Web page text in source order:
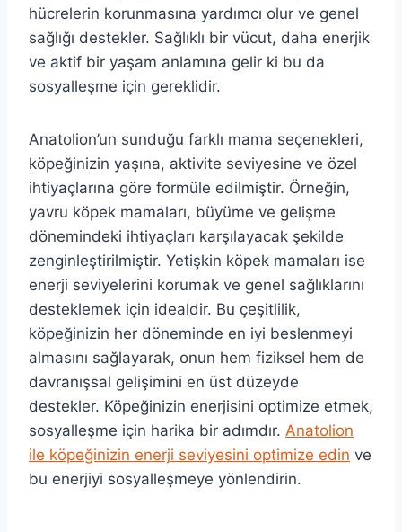
hücrelerin korunmasına yardımcı olur ve genel
sağlığı destekler. Sağlıklı bir vücut, daha enerjik
ve aktif bir yaşam anlamına gelir ki bu da
sosyalleşme için gereklidir.
Anatolion’un sunduğu farklı mama seçenekleri,
köpeğinizin yaşına, aktivite seviyesine ve özel
ihtiyaçlarına göre formüle edilmiştir. Örneğin,
yavru köpek mamaları, büyüme ve gelişme
dönemindeki ihtiyaçları karşılayacak şekilde
zenginleştirilmiştir. Yetişkin köpek mamaları ise
enerji seviyelerini korumak ve genel sağlıklarını
desteklemek için idealdir. Bu çeşitlilik,
köpeğinizin her döneminde en iyi beslenmeyi
almasını sağlayarak, onun hem fiziksel hem de
davranışsal gelişimini en üst düzeyde
destekler. Köpeğinizin enerjisini optimize etmek,
sosyalleşme için harika bir adımdır. Anatolion
ile köpeğinizin enerji seviyesini optimize edin ve
bu enerjiyi sosyalleşmeye yönlendirin.